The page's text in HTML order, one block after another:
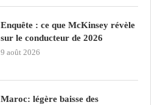
Enquête : ce que McKinsey révèle
sur le conducteur de 2026
9 août 2026
Maroc: légère baisse des